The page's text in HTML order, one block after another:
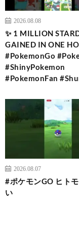
2026.08.08
✨ 1 MILLION
GAINED IN ONE
#PokemonGo
#ShinyPokemon
#PokemonFan
2026.08.07
#ポケモンGO ヒト
い